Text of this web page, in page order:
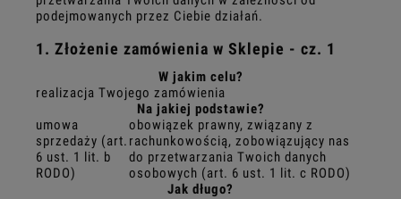
podejmowanych przez Ciebie działań.
1. Złożenie zamówienia w Sklepie - cz. 1
W jakim celu?
realizacja Twojego zamówienia
Na jakiej podstawie?
umowa
sprzedaży (art.
6 ust. 1 lit. b
RODO)
obowiązek prawny, związany z
rachunkowością, zobowiązujący nas
do przetwarzania Twoich danych
osobowych (art. 6 ust. 1 lit. c RODO)
Jak długo?